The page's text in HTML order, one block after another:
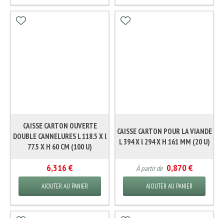
CAISSE CARTON OUVERTE
DOUBLE CANNELURES L 118.5 X l
77.5 X H 60 CM (100 U)
6,316 €
AJOUTER AU PANIER
CAISSE CARTON POUR LA VIANDE
L 394 X l 294 X H 161 MM (20 U)
À partir de 0,870 €
AJOUTER AU PANIER